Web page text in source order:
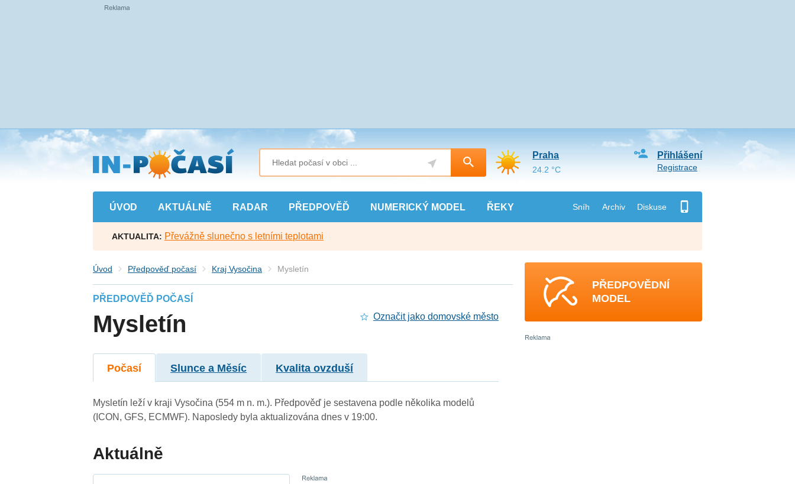
Přejít
na
hlavní
obsah
ÚVOD AKTUÁLNĚ RADAR PŘEDPOVĚĎ NUMERICKÝ MODEL ŘEKY Sníh Archiv Diskuse
Přihlášení
Registrace
Praha
24.2 °C
AKTUALITA: Převážně slunečno s letními teplotami
Úvod Předpověď počasí Kraj Vysočina Mysletín
PŘEDPOVĚĎ POČASÍ
Mysletín Označit jako domovské město
Počasí Slunce a Měsíc Kvalita ovzduší
Mysletín leží v kraji Vysočina (554 m n. m.). Předpověď je sestavena podle několika modelů
(ICON, GFS, ECMWF). Naposledy byla aktualizována dnes v 19:00.
Aktuálně
PŘEDPOVĚDNÍ
MODEL